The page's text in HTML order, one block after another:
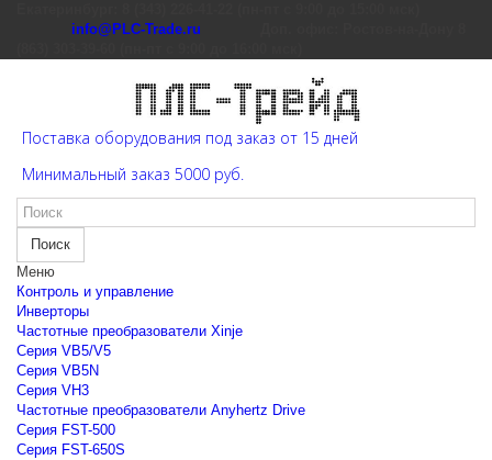
info@PLC-Trade.ru
Поставка оборудования под заказ от 15 дней
Минимальный заказ 5000 руб.
Поиск
Меню
Контроль и управление
Инверторы
Частотные преобразователи Xinje
Cерия VB5/V5
Cерия VB5N
Cерия VH3
Частотные преобразователи Anyhertz Drive
Серия FST-500
Серия FST-650S